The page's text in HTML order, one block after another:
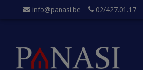
info@panasi.be 02/427.01.17